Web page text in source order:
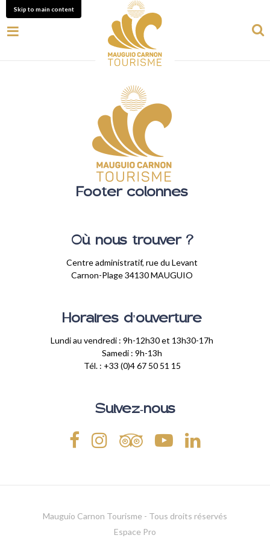
Skip to main content
Footer colonnes
Où nous trouver ?
Centre administratif, rue du Levant
Carnon-Plage 34130 MAUGUIO
Horaires d'ouverture
Lundi au vendredi : 9h-12h30 et 13h30-17h
Samedi : 9h-13h
Tél. : +33 (0)4 67 50 51 15
Suivez-nous
Mauguio Carnon Tourisme - Tous droits réservés
Espace Pro